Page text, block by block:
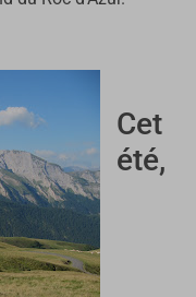
Cet
été,